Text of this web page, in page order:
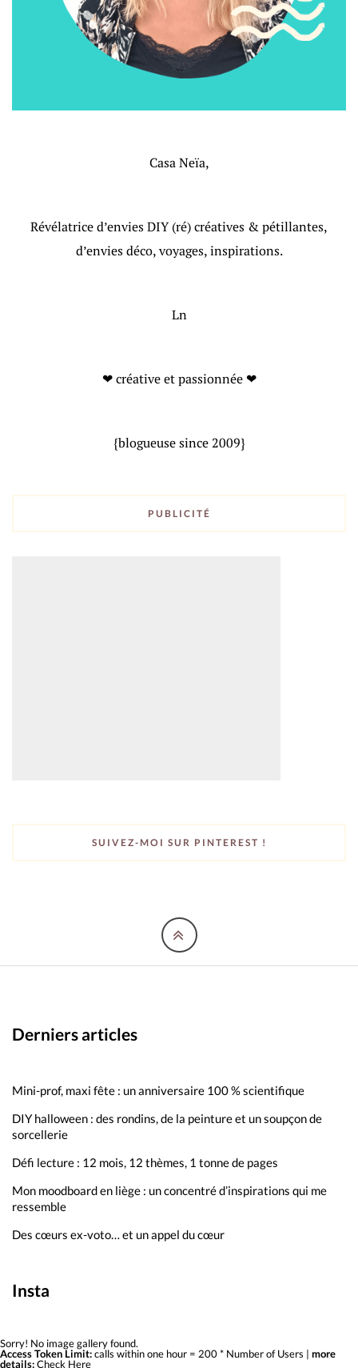
Casa Neïa,
Révélatrice d’envies DIY (ré) créatives & pétillantes,
d’envies déco, voyages, inspirations.
Ln
❤ créative et passionnée ❤
{blogueuse since 2009}
PUBLICITÉ
SUIVEZ-MOI SUR PINTEREST !
Derniers articles
Mini-prof, maxi fête : un anniversaire 100 % scientifique
DIY halloween : des rondins, de la peinture et un soupçon de
sorcellerie
Défi lecture : 12 mois, 12 thèmes, 1 tonne de pages
Mon moodboard en liège : un concentré d’inspirations qui me
ressemble
Des cœurs ex-voto… et un appel du cœur
Insta
Sorry! No image gallery found.
Access Token Limit:calls within one hour = 200 * Number of Users | more
details:Check Here